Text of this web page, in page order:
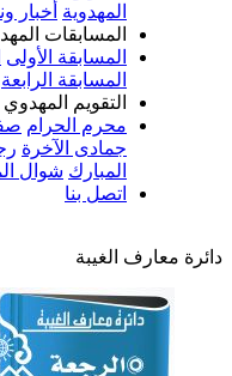
المهدوية أخبار
المسابقات
المسابقة الأولى
المسابقة الرابعة
التقويم المهدوي
محرم الحرام
جمادى الآخرة
المبارك شوال
اتصل بنا
دائرة معارف الغيبة